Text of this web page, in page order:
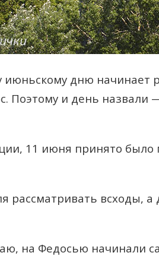
июньскому дню начинает
Поэтому и день назвали
11 июня принято было
рассматривать всходы,
на Федосью начинали